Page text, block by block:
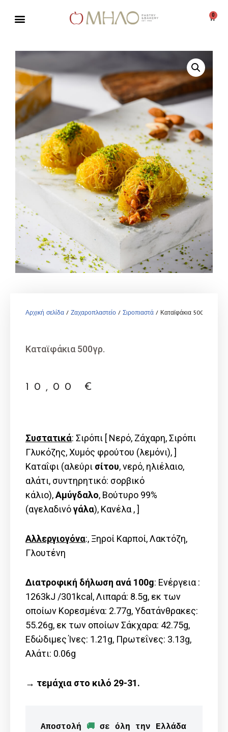
περιεχόμενο
0
Αρχική σελίδα / Ζαχαροπλαστείο / Σιροπιαστά / Καταϊφάκια 500γρ.
Καταϊφάκια 500γρ.
10,00 €
Συστατικά: Σιρόπι [ Νερό, Ζάχαρη, Σιρόπι
Γλυκόζης, Χυμός φρούτου (λεμόνι), ]
Καταΐφι (αλεύρι σίτου, νερό, ηλιέλαιο,
αλάτι, συντηρητικό: σορβικό
κάλιο),Αμύγδαλο, Βούτυρο 99%
(αγελαδινόγάλα), Κανέλα , ]
Αλλεργιογόνα:, Ξηροί Καρποί, Λακτόζη,
Γλουτένη
Διατροφική δήλωση ανά 100g: Ενέργεια :
1263kJ /301kcal, Λιπαρά: 8.5g, εκ των
οποίων Kορεσμένα: 2.77g, Υδατάνθρακες:
55.26g, εκ των οποίων Σάκχαρα: 42.75g,
Εδώδιμες Ίνες: 1.21g, Πρωτεΐνες: 3.13g,
Αλάτι: 0.06g
→ τεμάχια στο κιλό 29-31.
Αποστολή 🚚 σε όλη την Ελλάδα